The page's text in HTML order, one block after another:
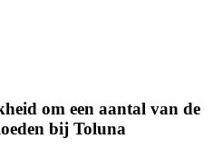
om een aantal van de
bij Toluna